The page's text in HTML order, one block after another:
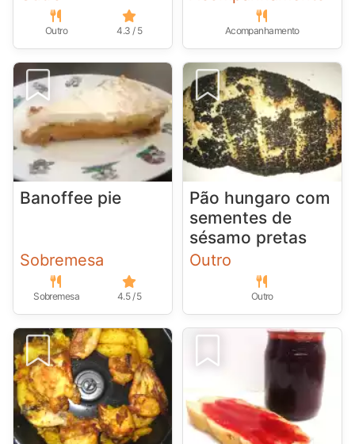
Outro 4.3 / 5 Acompanhamento
Banoffee pie
Sobremesa
Sobremesa 4.5 / 5
Pão hungaro com
sementes de
sésamo pretas
Outro
Outro